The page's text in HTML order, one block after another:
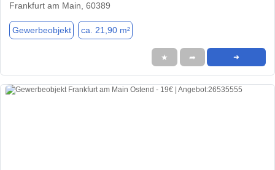
Frankfurt am Main, 60389
Gewerbeobjekt ca. 21,90 m²
★ ➦ ➜